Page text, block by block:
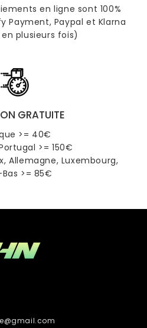
en ligne sont 100%
Payment, Paypal et Klarna
plusieurs fois)
GRATUITE
>= 40€
>= 150€
Allemagne, Luxembourg,
>= 85€